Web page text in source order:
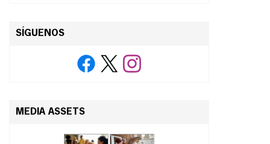
SÍGUENOS
MEDIA ASSETS